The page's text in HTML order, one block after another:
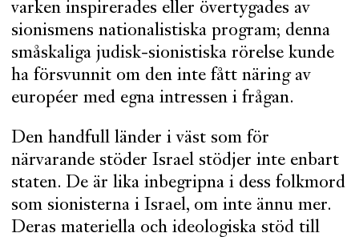
varken inspirerades eller övertygades av
sionismens nationalistiska program; denna
småskaliga judisk-sionistiska rörelse kunde
ha försvunnit om den inte fått näring av
européer med egna intressen i frågan.
Den handfull länder i väst som för
närvarande stöder Israel stödjer inte enbart
staten. De är lika inbegripna i dess folkmord
som sionisterna i Israel, om inte ännu mer.
Deras materiella och ideologiska stöd till